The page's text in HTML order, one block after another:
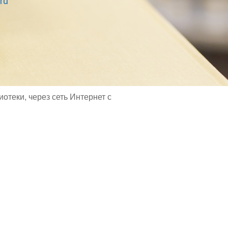
через сеть Интернет с